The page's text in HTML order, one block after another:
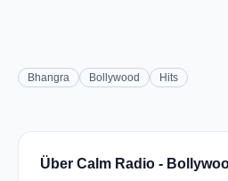
Bhangra Bollywood Hits
Über Calm Radio -